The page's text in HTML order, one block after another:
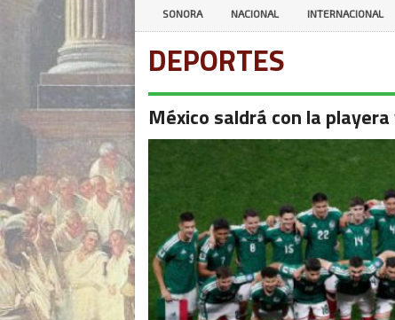
SONORA NACIONAL INTERNACIONAL
DEPORTES
México saldrá con la